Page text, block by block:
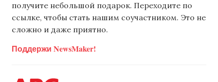
получите небольшой подарок. Переходите по
ссылке, чтобы стать нашим соучастником. Это не
сложно и даже приятно.
Поддержи NewsMaker!